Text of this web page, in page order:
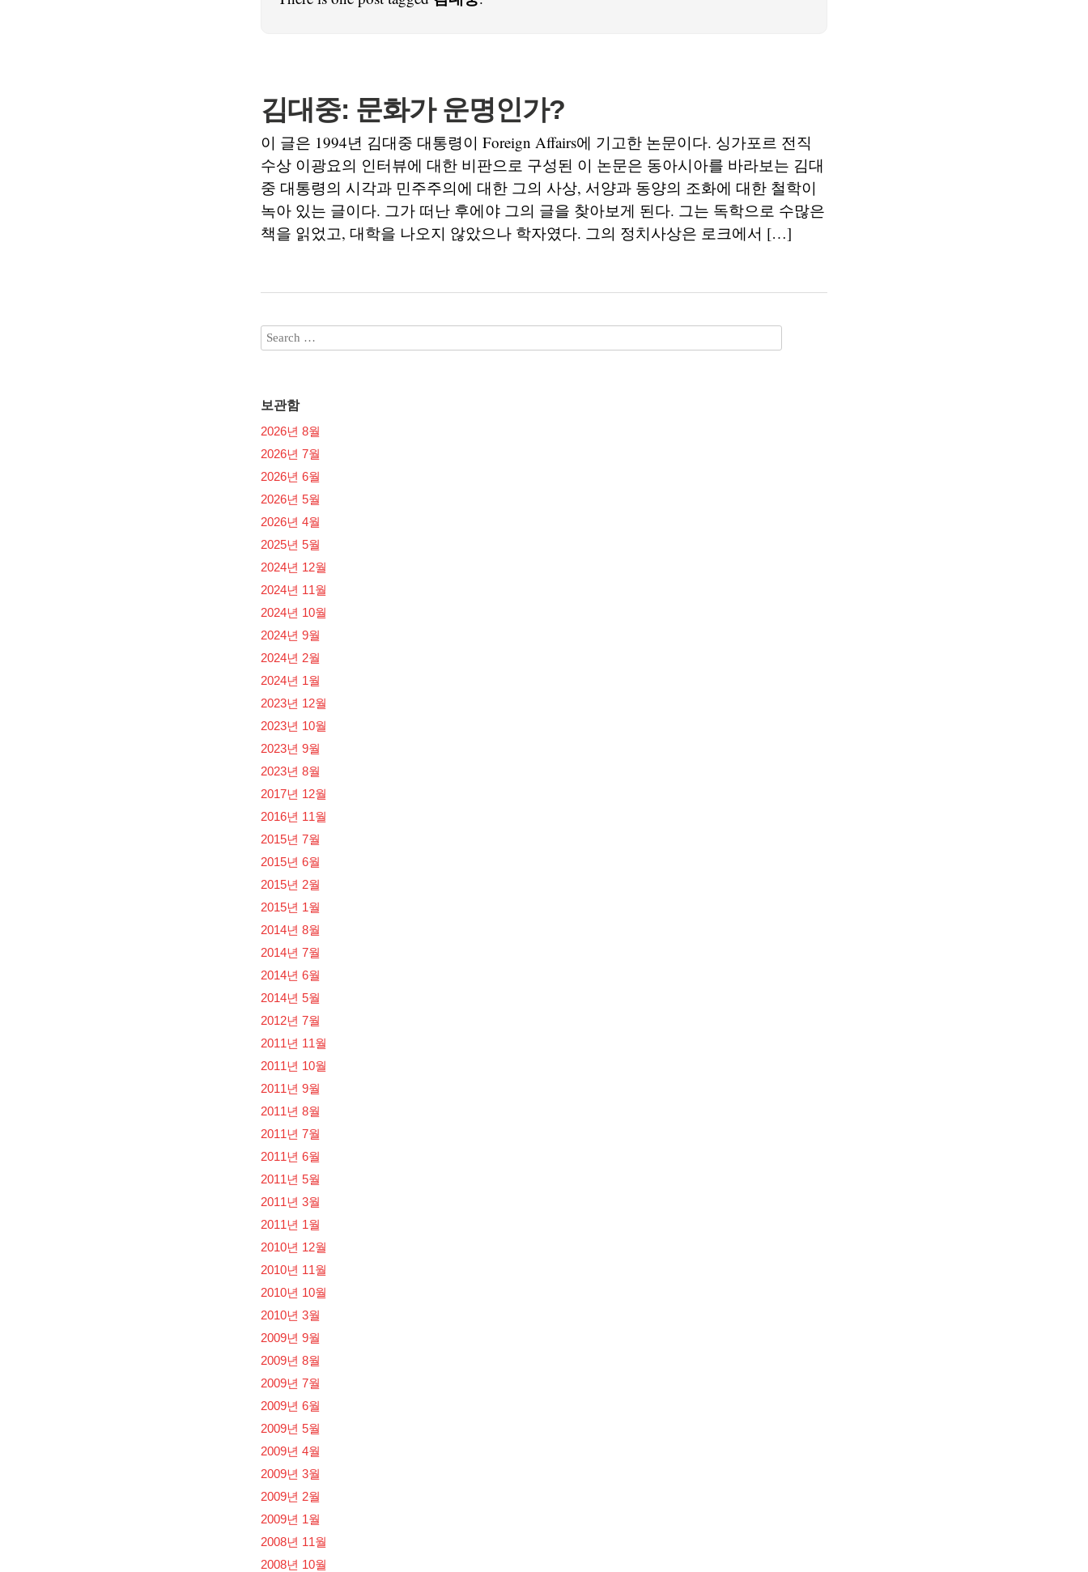
김대중: 문화가 운명인가?
이 글은 1994년 김대중 대통령이 Foreign Affairs에 기고한 논문이다. 싱가포르 전직
수상 이광요의 인터뷰에 대한 비판으로 구성된 이 논문은 동아시아를 바라보는 김대
중 대통령의 시각과 민주주의에 대한 그의 사상, 서양과 동양의 조화에 대한 철학이
녹아 있는 글이다. 그가 떠난 후에야 그의 글을 찾아보게 된다. 그는 독학으로 수많은
책을 읽었고, 대학을 나오지 않았으나 학자였다. 그의 정치사상은 로크에서 […]
보관함
2026년 8월
2026년 7월
2026년 6월
2026년 5월
2026년 4월
2025년 5월
2024년 12월
2024년 11월
2024년 10월
2024년 9월
2024년 2월
2024년 1월
2023년 12월
2023년 10월
2023년 9월
2023년 8월
2017년 12월
2016년 11월
2015년 7월
2015년 6월
2015년 2월
2015년 1월
2014년 8월
2014년 7월
2014년 6월
2014년 5월
2012년 7월
2011년 11월
2011년 10월
2011년 9월
2011년 8월
2011년 7월
2011년 6월
2011년 5월
2011년 3월
2011년 1월
2010년 12월
2010년 11월
2010년 10월
2010년 3월
2009년 9월
2009년 8월
2009년 7월
2009년 6월
2009년 5월
2009년 4월
2009년 3월
2009년 2월
2009년 1월
2008년 11월
2008년 10월